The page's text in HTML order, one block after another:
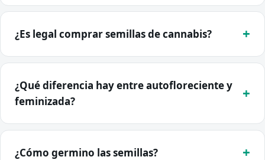
¿Es legal comprar semillas de cannabis?
¿Qué diferencia hay entre autofloreciente y
feminizada?
¿Cómo germino las semillas?